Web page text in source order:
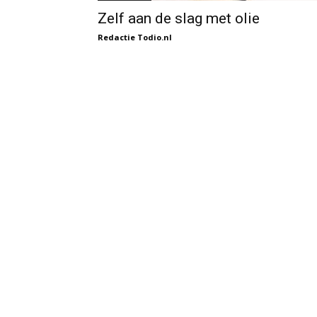
Zelf aan de slag met olie
Redactie Todio.nl